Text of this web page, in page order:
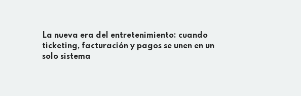
La nueva era del entretenimiento: cuando
ticketing, facturación y pagos se unen en un
solo sistema